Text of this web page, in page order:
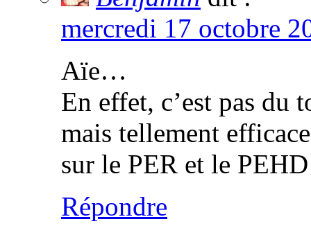
mercredi 17 octobre
Aïe…
En effet, c’est pas
mais tellement
sur le PER et le
Répondre